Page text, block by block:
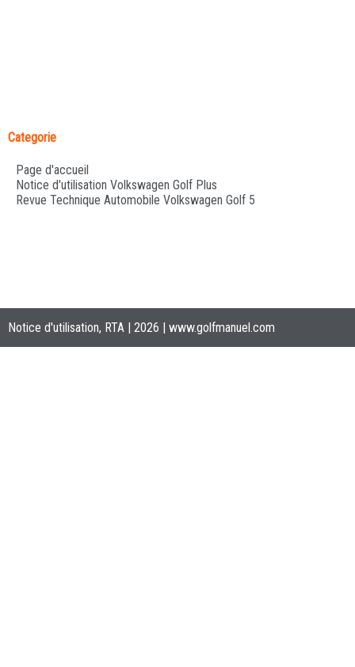
Categorie
Page d'accueil
Notice d'utilisation Volkswagen Golf Plus
Revue Technique Automobile Volkswagen Golf 5
Notice d'utilisation, RTA | 2026 | www.golfmanuel.com